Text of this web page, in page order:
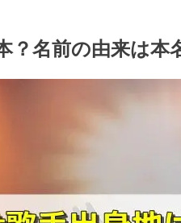
？名前の由来は本